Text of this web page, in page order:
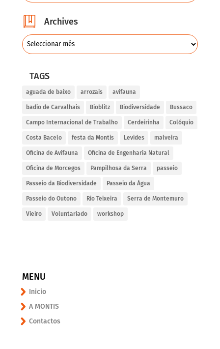
Archives
TAGS
aguada de baixo arrozais avifauna
badio de Carvalhais Bioblitz Biodiversidade Bussaco
Campo Internacional de Trabalho Cerdeirinha Colóquio
Costa Bacelo festa da Montis Levides malveira
Oficina de Avifauna Oficina de Engenharia Natural
Oficina de Morcegos Pampilhosa da Serra passeio
Passeio da Biodiversidade Passeio da Água
Passeio do Outono Rio Teixeira Serra de Montemuro
Vieiro Voluntariado workshop
MENU
Inicio
A MONTIS
Contactos